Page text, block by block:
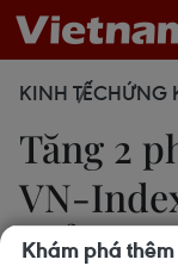
KINH TẾCHỨNG
Tăng 2
VN-
điểm
Khám phá thêm